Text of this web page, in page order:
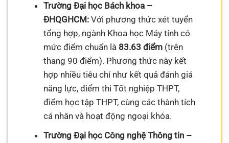
Trường Đại học Bách khoa –
ĐHQGHCM:Với phương thức xét tuyển
tổng hợp, ngành Khoa học Máy tính có
mức điểm chuẩn là 83.63 điểm(trên
thang 90 điểm). Phương thức này kết
hợp nhiều tiêu chí như kết quả đánh giá
năng lực, điểm thi Tốt nghiệp THPT,
điểm học tập THPT, cùng các thành tích
cá nhân và hoạt động ngoại khóa.
Trường Đại học Công nghệ Thông tin –